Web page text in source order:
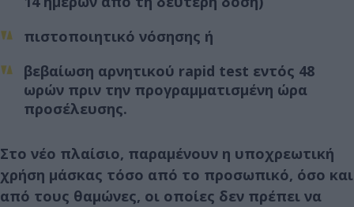
πιστοποιητικό νόσησης ή
βεβαίωση αρνητικού rapid test εντός 48
ωρών πριν την προγραμματισμένη ώρα
προσέλευσης.
Στο νέο πλαίσιο, παραμένουν η υποχρεωτική
χρήση μάσκας τόσο από το προσωπικό, όσο και
από τους θαμώνες, οι οποίες δεν πρέπει να